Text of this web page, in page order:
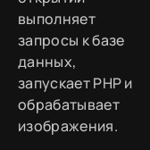
выполняет
запросы к базе
данных,
запускает PHP и
обрабатывает
изображения.